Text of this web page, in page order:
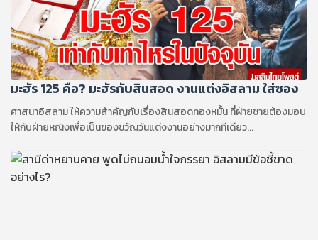
มะฮัร 125 คือ? มะฮัรกับสินสอด งานแต่งอิสลาม ใส่ซอง
ศาสนาอิสลาม ให้ความสำคัญกับเรื่องสินสอดทองหมั้น ที่ฝ่ายชายต้องมอบ
ให้กับฝ่ายหญิงเพื่อเป็นของขวัญวันแต่งงานอย่างมากทีเดียว...